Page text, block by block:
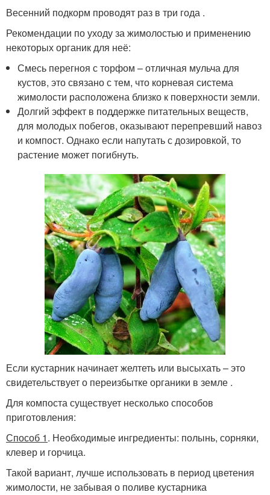
Весенний подкорм проводят раз в три года .
Рекомендации по уходу за жимолостью и применению
некоторых органик для неё:
Смесь перегноя с торфом – отличная мульча для
кустов, это связано с тем, что корневая система
жимолости расположена близко к поверхности земли.
Долгий эффект в поддержке питательных веществ,
для молодых побегов, оказывают перепревший навоз
и компост. Однако если напутать с дозировкой, то
растение может погибнуть.
Если кустарник начинает желтеть или высыхать – это
свидетельствует о переизбытке органики в земле .
Для компоста существует несколько способов
приготовления:
Способ 1. Необходимые ингредиенты: полынь, сорняки,
клевер и горчица.
Такой вариант, лучше использовать в период цветения
жимолости, не забывая о поливе кустарника